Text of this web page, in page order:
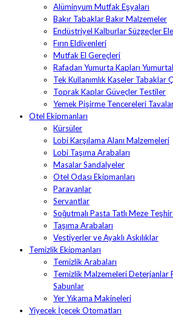
Alüminyum Mutfak Eşyaları
Bakır Tabaklar Bakır Malzemeler
Endüstriyel Kalburlar Süzgeçler
Fırın Eldivenleri
Mutfak El Gereçleri
Rafadan Yumurta Kapları
Tek Kullanımlık Kaseler Tabaklar
Toprak Kaplar Güveçler Testiler
Yemek Pişirme Tencereleri
Otel Ekipmanları
Kürsüler
Lobi Karşılama Alanı Malzemeleri
Lobi Taşıma Arabaları
Masalar Sandalyeler
Otel Odası Ekipmanları
Paravanlar
Servantlar
Soğutmalı Pasta Tatlı Meze
Taşıma Arabaları
Vestiyerler ve Ayaklı Askılıklar
Temizlik Ekipmanları
Temizlik Arabaları
Temizlik Malzemeleri Deterjanlar
Sabunlar
Yer Yıkama Makineleri
Yiyecek İçecek Otomatları